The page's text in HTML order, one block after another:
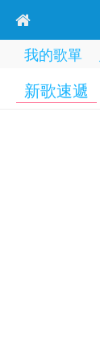
我的歌單
新歌速遞